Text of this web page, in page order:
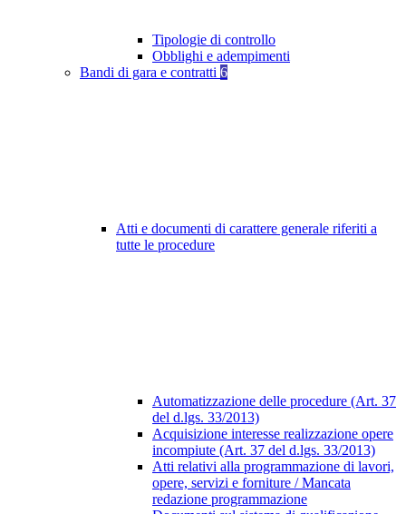
Tipologie di controllo
Obblighi e adempimenti
Bandi di gara e contratti 6
Atti e documenti di carattere generale riferiti a
tutte le procedure
Automatizzazione delle procedure (Art. 37
del d.lgs. 33/2013)
Acquisizione interesse realizzazione opere
incompiute (Art. 37 del d.lgs. 33/2013)
Atti relativi alla programmazione di lavori,
opere, servizi e forniture / Mancata
redazione programmazione